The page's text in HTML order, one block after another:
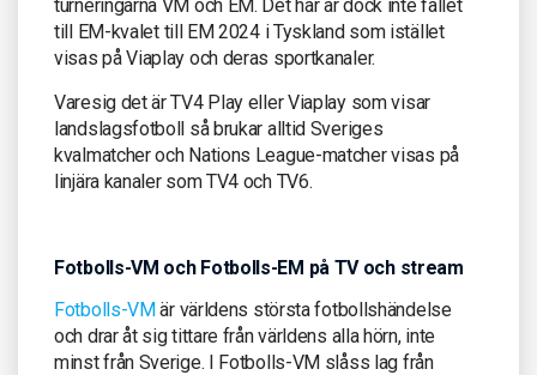
turneringarna VM och EM. Det här är dock inte fallet
till EM-kvalet till EM 2024 i Tyskland som istället
visas på Viaplay och deras sportkanaler.
Varesig det är TV4 Play eller Viaplay som visar
landslagsfotboll så brukar alltid Sveriges
kvalmatcher och Nations League-matcher visas på
linjära kanaler som TV4 och TV6.
Fotbolls-VM och Fotbolls-EM på TV och stream
Fotbolls-VMär världens största fotbollshändelse
och drar åt sig tittare från världens alla hörn, inte
minst från Sverige. I Fotbolls-VM slåss lag från